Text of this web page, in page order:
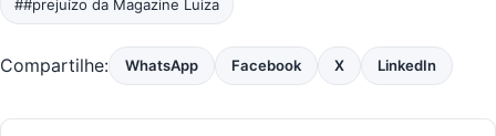
##prejuízo da Magazine Luiza
Compartilhe: WhatsApp Facebook X LinkedIn